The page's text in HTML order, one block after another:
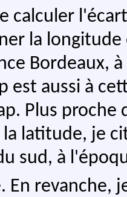
calculer
la
Bordeaux,
est aussi à
Plus
latitude, je
sud, à
En revanche,